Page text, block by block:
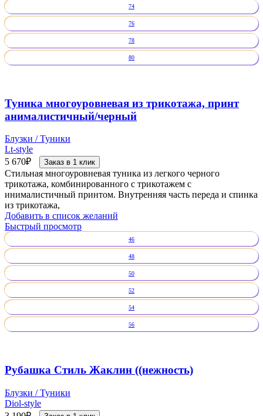
74
76
78
80
Туника многоуровневая из трикотажа, принт
анималистичный/черный
Блузки / Туники
Lt-style
5 670₽ Заказ в 1 клик
Стильная многоуровневая туника из легкого черного
трикотажа, комбинированного с трикотажем с
инималистичный принтом. Внутренняя часть переда и спинка
из трикотажа,
Добавить в список желаний
Быстрый просмотр
46
48
50
52
54
56
Рубашка Стиль Жаклин ((нежность)
Блузки / Туники
Diol-style